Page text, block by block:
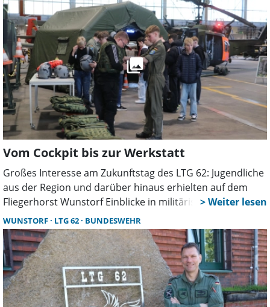
Vom Cockpit bis zur Werkstatt
Großes Interesse am Zukunftstag des LTG 62: Jugendliche
aus der Region und darüber hinaus erhielten auf dem
Fliegerhorst Wunstorf Einblicke in militärische und zivile
Berufe der Bundeswehr. Die 40 Plätze waren frühzeitig
ausgebucht.
WUNSTORF LTG 62 BUNDESWEHR